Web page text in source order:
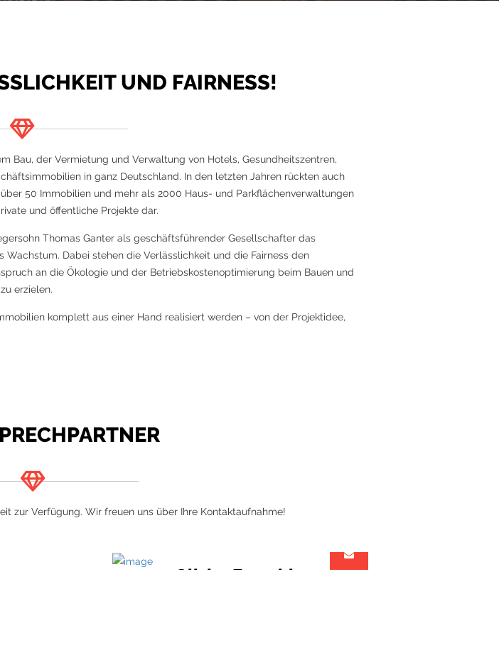
UND FAIRNESS!
der Vermietung und Verwaltung von Hotels, Gesundheitszentren,
in ganz Deutschland. In den letzten Jahren rückten auch
50 Immobilien und mehr als 2000 Haus- und Parkflächenverwaltungen
und öffentliche Projekte dar.
Thomas Ganter als geschäftsführender Gesellschafter das
Dabei stehen die Verlässlichkeit und die Fairness den
an die Ökologie und der Betriebskostenoptimierung beim Bauen und
erzielen.
komplett aus einer Hand realisiert werden – von der Projektidee,
zur Verfügung. Wir freuen uns über Ihre Kontaktaufnahme!
Olivier Forschle